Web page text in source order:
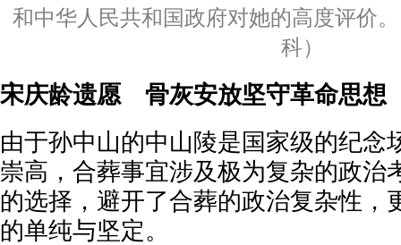
和中华人民共和国政府对她的高度评价
科）
宋庆龄遗愿 骨灰安放坚守革命思想
由于孙中山的中山陵是国家级的纪念
崇高，合葬事宜涉及极为复杂的政治
的选择，避开了合葬的政治复杂性，
的单纯与坚定。